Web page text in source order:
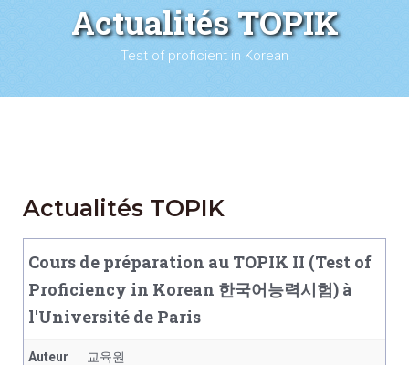
Actualités TOPIK
Test of proficient in Korean
Actualités TOPIK
Cours de préparation au TOPIK II (Test of
Proficiency in Korean 한국어능력시험) à
l'Université de Paris
Auteur 교육원